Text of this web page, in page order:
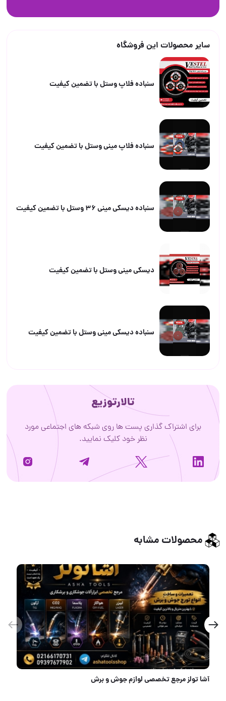
سایر محصولات این فروشگاه
سنباده فلاپ وستل با تضمین کیفیت
سنباده فلاپ مینی وستل با تضمین کیفیت
سنباده دیسکی مینی ۳۶ وستل با تضمین کیفیت
دیسکی مینی وستل با تضمین کیفیت
سنباده دیسکی مینی وستل با تضمین کیفیت
تالارتوزیع
برای اشتراک گذاری پست ها روی شبکه های اجتماعی مورد
نظر خود کلیک نمایید.
محصولات مشابه
چوب ساب سه پر